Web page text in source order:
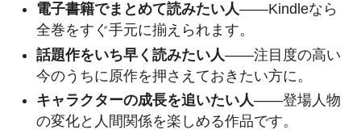
電子書籍でまとめて読みたい人——Kindleなら
全巻をすぐ手元に揃えられます。
話題作をいち早く読みたい人——注目度の高い
今のうちに原作を押さえておきたい方に。
キャラクターの成長を追いたい人——登場人物
の変化と人間関係を楽しめる作品です。